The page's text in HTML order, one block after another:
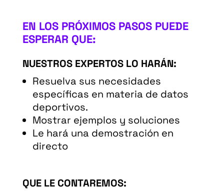
EN LOS PRÓXIMOS PASOS PUEDE
ESPERAR QUE:
NUESTROS EXPERTOS LO HARÁN:
Resuelva sus necesidades
específicas en materia de datos
deportivos.
Mostrar ejemplos y soluciones
Le hará una demostración en
directo
QUE LE CONTAREMOS: